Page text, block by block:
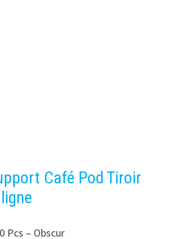
Café Pod Tiroir
Pcs – Obscur